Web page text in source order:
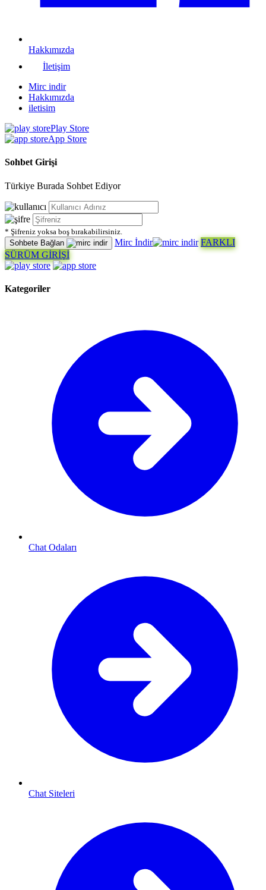
Hakkımızda
İletişim
Mirc indir
Hakkımızda
iletisim
Play Store
App Store
Sohbet Girişi
Türkiye Burada Sohbet Ediyor
* Şifreniz yoksa boş bırakabilirsiniz.
Sohbete Bağlan
Mirc İndir
FARKLI
SÜRÜM GİRİŞİ
Kategoriler
Chat Odaları
Chat Siteleri